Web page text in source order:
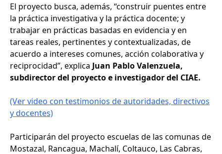
El proyecto busca, además, “construir puentes entre
la práctica investigativa y la práctica docente; y
trabajar en prácticas basadas en evidencia y en
tareas reales, pertinentes y contextualizadas, de
acuerdo a intereses comunes, acción colaborativa y
reciprocidad”, explica Juan Pablo Valenzuela,
subdirector del proyecto e investigador del CIAE.
(Ver video con testimonios de autoridades, directivos
y docentes)
Participarán del proyecto escuelas de las comunas de
Mostazal, Rancagua, Machalí, Coltauco, Las Cabras,